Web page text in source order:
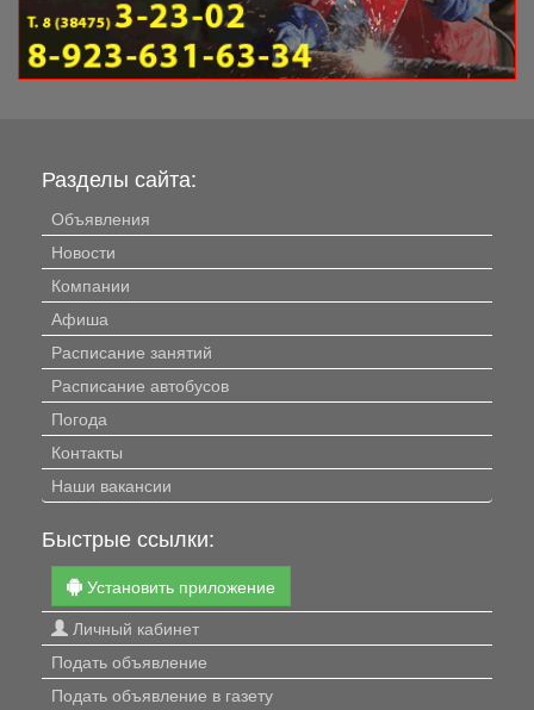
Разделы сайта:
Объявления
Новости
Компании
Афиша
Расписание занятий
Расписание автобусов
Погода
Контакты
Наши вакансии
Быстрые ссылки:
Установить приложение
Личный кабинет
Подать объявление
Подать объявление в газету